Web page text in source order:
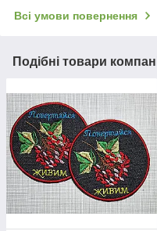
Всі умови повернення
Подібні товари